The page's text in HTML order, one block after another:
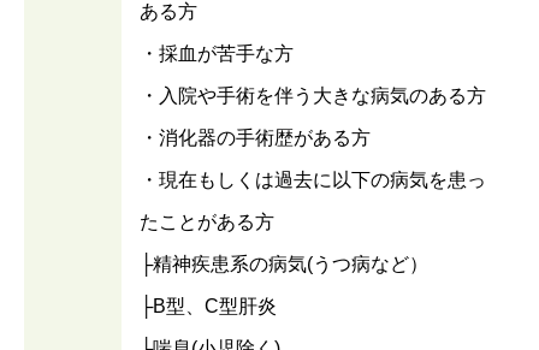
ある方
・採血が苦手な方
・入院や手術を伴う大きな病気のある方
・消化器の手術歴がある方
・現在もしくは過去に以下の病気を患っ
たことがある方
├精神疾患系の病気(うつ病など）
├B型、C型肝炎